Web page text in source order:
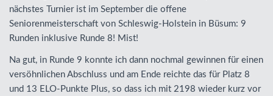
nächstes Turnier ist im September die offene
Seniorenmeisterschaft von Schleswig-Holstein in Büsum: 9
Runden inklusive Runde 8! Mist!
Na gut, in Runde 9 konnte ich dann nochmal gewinnen für einen
versöhnlichen Abschluss und am Ende reichte das für Platz 8
und 13 ELO-Punkte Plus, so dass ich mit 2198 wieder kurz vor